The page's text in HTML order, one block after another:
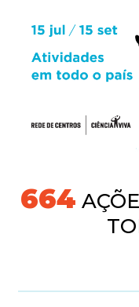
718